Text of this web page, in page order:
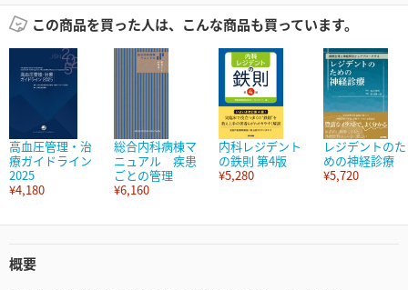
この商品を買った人は、こんな商品も買っています。
高血圧管理・治
療ガイドライン
2025
¥4,180
総合内科病棟マ
ニュアル 疾患
ごとの管理
¥6,160
内科レジデント
の鉄則 第4版
¥5,280
レジデントのた
めの神経診療
¥5,720
概要